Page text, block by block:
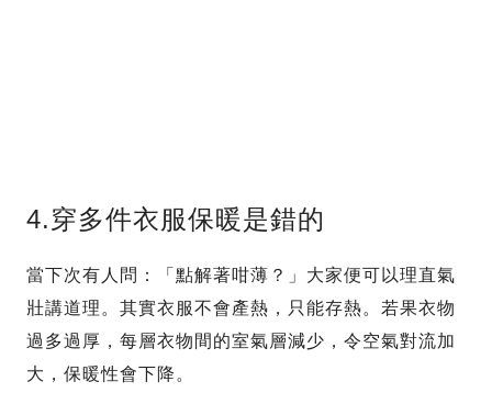
4.穿多件衣服保暖是錯的
當下次有人問：「點解著咁薄？」大家便可以理直氣
壯講道理。其實衣服不會產熱，只能存熱。若果衣物
過多過厚，每層衣物間的室氣層減少，令空氣對流加
大，保暖性會下降。